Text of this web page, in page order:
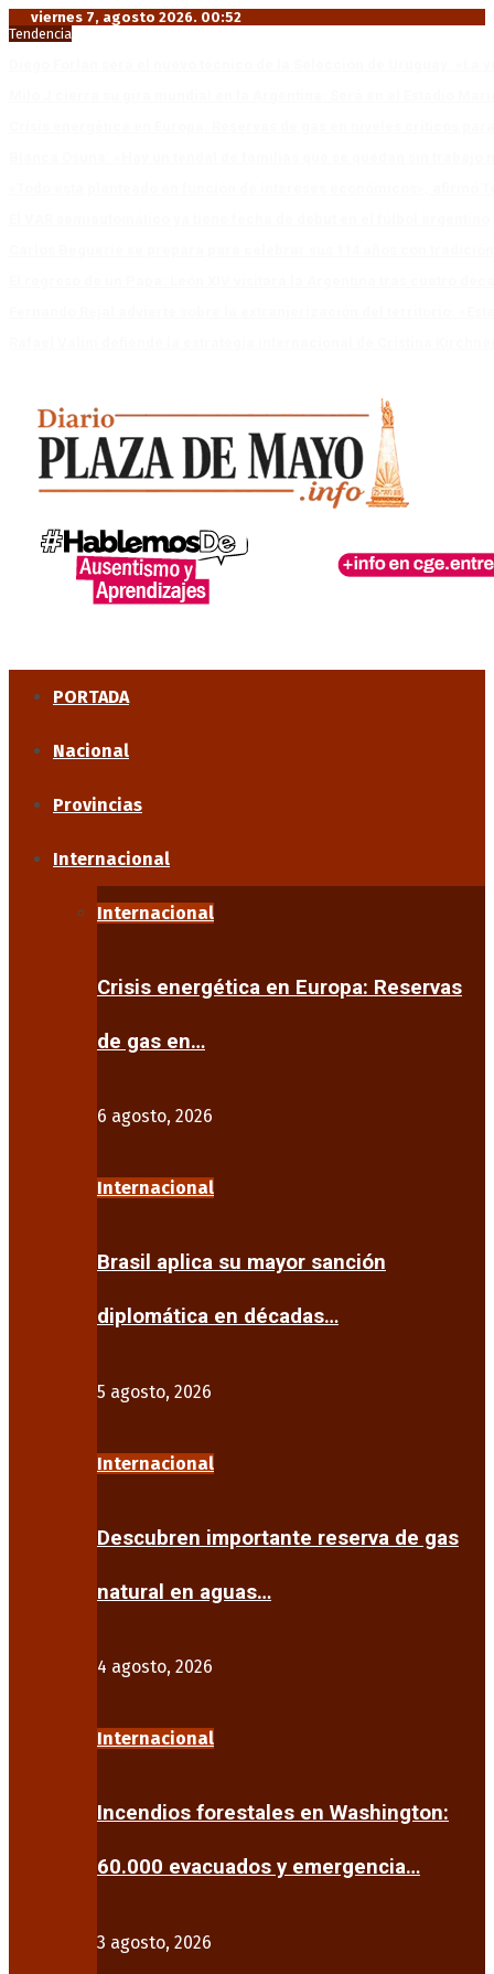
viernes 7, agosto 2026. 00:52
Tendencia
PORTADA
Nacional
Provincias
Internacional
Internacional
Crisis energética en Europa: Reservas
de gas en…
6 agosto, 2026
Internacional
Brasil aplica su mayor sanción
diplomática en décadas…
5 agosto, 2026
Internacional
Descubren importante reserva de gas
natural en aguas…
4 agosto, 2026
Internacional
Incendios forestales en Washington:
60.000 evacuados y emergencia…
3 agosto, 2026